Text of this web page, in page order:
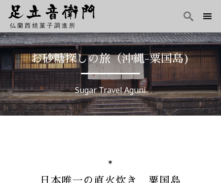
仏蘭西焼菓子調進所

Skip
to
content
お砂糖探しの旅（沖縄-粟国島)
Sugar Travel Aguni
日本唯一の直火炊き 粟国島